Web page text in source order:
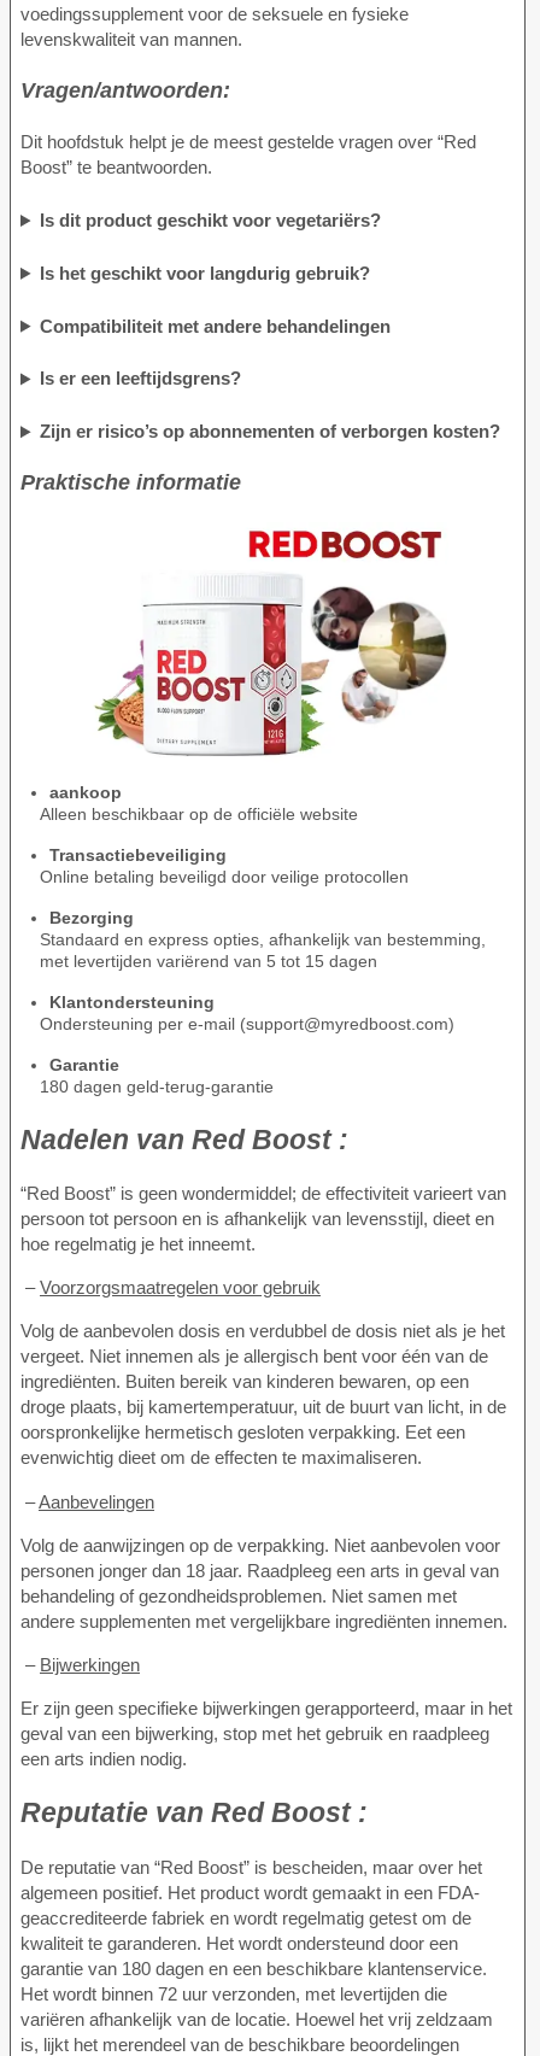
voedingssupplement voor de seksuele en fysieke
levenskwaliteit van mannen.
Vragen/antwoorden:
Dit hoofdstuk helpt je de meest gestelde vragen over “Red
Boost” te beantwoorden.
Is dit product geschikt voor vegetariërs?
Is het geschikt voor langdurig gebruik?
Compatibiliteit met andere behandelingen
Is er een leeftijdsgrens?
Zijn er risico’s op abonnementen of verborgen kosten?
Praktische informatie
aankoop
Alleen beschikbaar op de officiële website
Transactiebeveiliging
Online betaling beveiligd door veilige protocollen
Bezorging
Standaard en express opties, afhankelijk van bestemming,
met levertijden variërend van 5 tot 15 dagen
Klantondersteuning
Ondersteuning per e-mail (support@myredboost.com)
Garantie
180 dagen geld-terug-garantie
Nadelen van Red Boost :
“Red Boost” is geen wondermiddel; de effectiviteit varieert van
persoon tot persoon en is afhankelijk van levensstijl, dieet en
hoe regelmatig je het inneemt.
–Voorzorgsmaatregelen voor gebruik
Volg de aanbevolen dosis en verdubbel de dosis niet als je het
vergeet. Niet innemen als je allergisch bent voor één van de
ingrediënten. Buiten bereik van kinderen bewaren, op een
droge plaats, bij kamertemperatuur, uit de buurt van licht, in de
oorspronkelijke hermetisch gesloten verpakking. Eet een
evenwichtig dieet om de effecten te maximaliseren.
–Aanbevelingen
Volg de aanwijzingen op de verpakking. Niet aanbevolen voor
personen jonger dan 18 jaar. Raadpleeg een arts in geval van
behandeling of gezondheidsproblemen. Niet samen met
andere supplementen met vergelijkbare ingrediënten innemen.
– Bijwerkingen
Er zijn geen specifieke bijwerkingen gerapporteerd, maar in het
geval van een bijwerking, stop met het gebruik en raadpleeg
een arts indien nodig.
Reputatie van Red Boost :
De reputatie van “Red Boost” is bescheiden, maar over het
algemeen positief. Het product wordt gemaakt in een FDA-
geaccrediteerde fabriek en wordt regelmatig getest om de
kwaliteit te garanderen. Het wordt ondersteund door een
garantie van 180 dagen en een beschikbare klantenservice.
Het wordt binnen 72 uur verzonden, met levertijden die
variëren afhankelijk van de locatie. Hoewel het vrij zeldzaam
is, lijkt het merendeel van de beschikbare beoordelingen